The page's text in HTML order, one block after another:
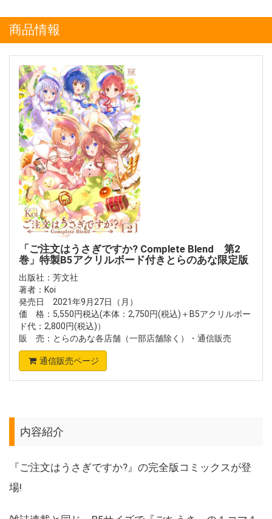
商品情報
「ご注文はうさぎですか? Complete Blend 第2
巻」特製B5アクリルボード付きとらのあな限定版
出版社：芳文社
著者：Koi
発売日 2021年9月27日（月）
価 格：5,550円税込(本体：2,750円(税込)＋B5アクリルボー
ド代：2,800円(税込)）
販 売：とらのあな各店舗（一部店舗除く）・通信販売
通信販売ページ
内容紹介
『ご注文はうさぎですか?』の完全版コミックスが登
場!